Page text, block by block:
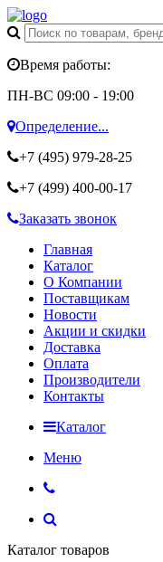
Время работы:
ПН-ВС 09:00 - 19:00
Определение...
+7 (495) 979-28-25
+7 (499) 400-00-17
Заказать звонок
Главная
Каталог
О Компании
Поставщикам
Новости
Акции и скидки
Доставка
Оплата
Производители
Контакты
Каталог
Меню
Каталог товаров